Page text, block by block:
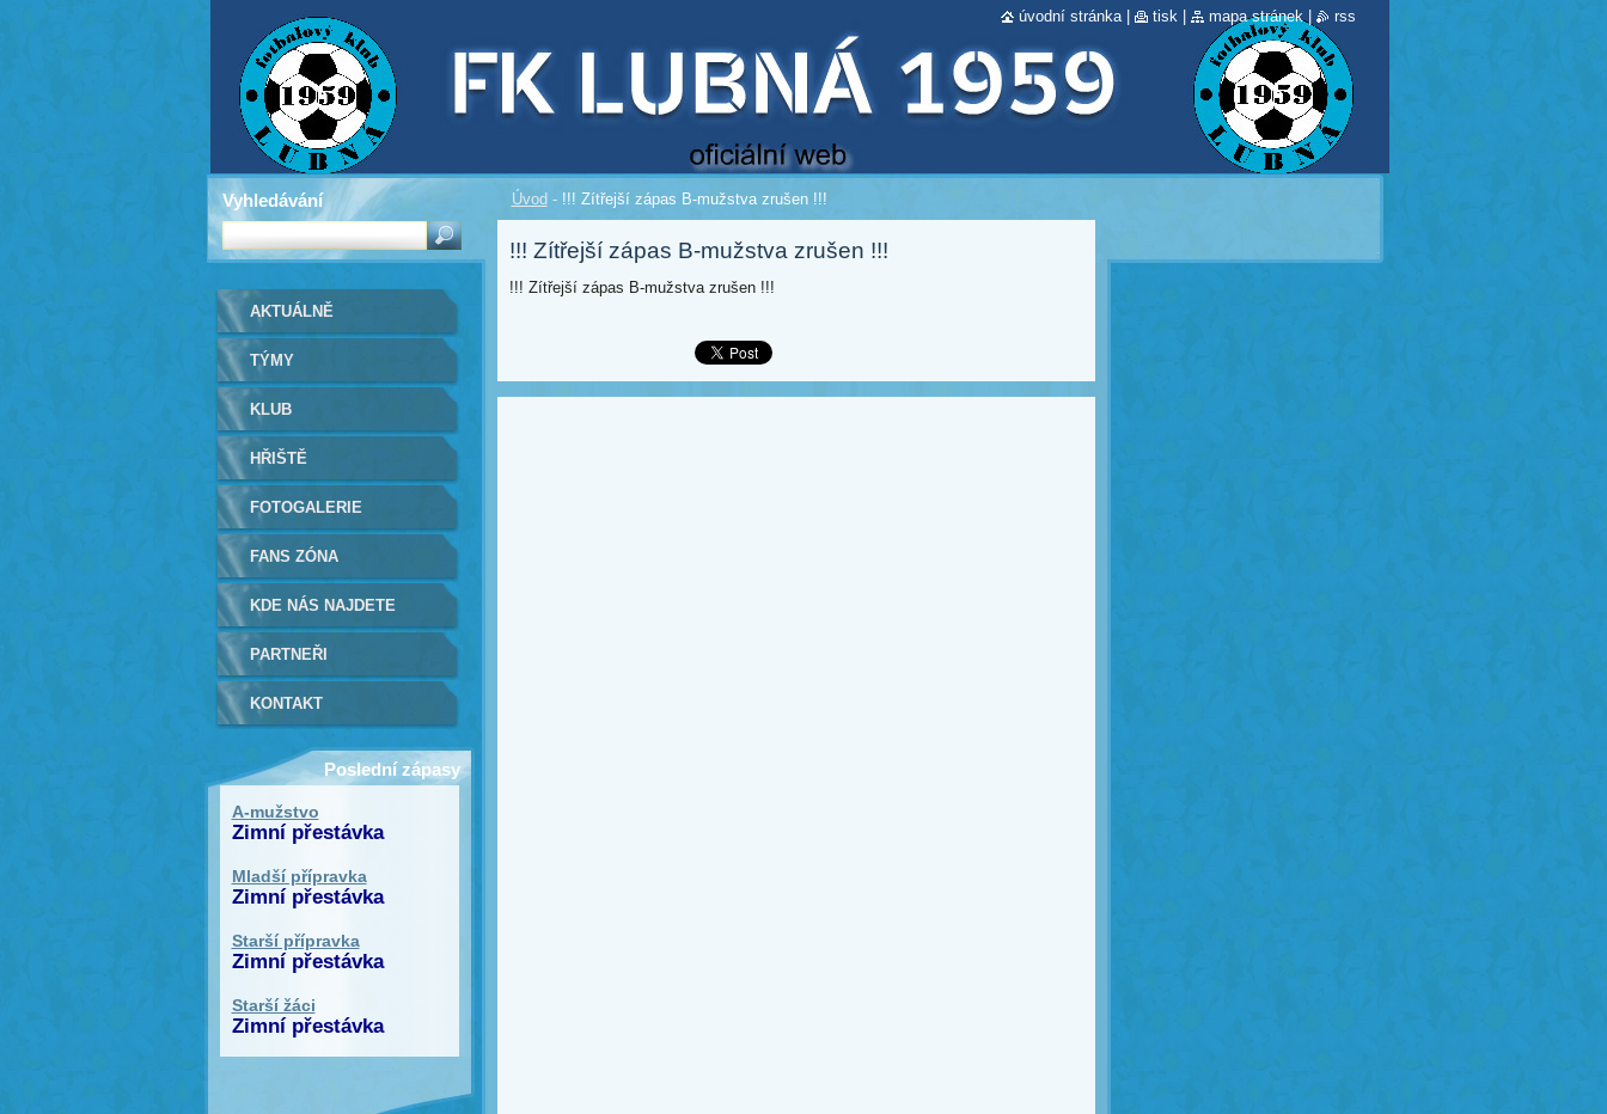
Úvod - !!! Zítřejší zápas B-mužstva zrušen !!!
!!! Zítřejší zápas B-mužstva zrušen !!!
!!! Zítřejší zápas B-mužstva zrušen !!!
AKTUÁLNĚ
TÝMY
KLUB
HŘIŠTĚ
FOTOGALERIE
FANS ZÓNA
KDE NÁS NAJDETE
PARTNEŘI
KONTAKT
Poslední zápasy
A-mužstvo
Zimní přestávka
Mladší přípravka
Zimní přestávka
Starší přípravka
Zimní přestávka
Starší žáci
Zimní přestávka
Vyhledávání
úvodní stránka tisk mapa stránek | rss